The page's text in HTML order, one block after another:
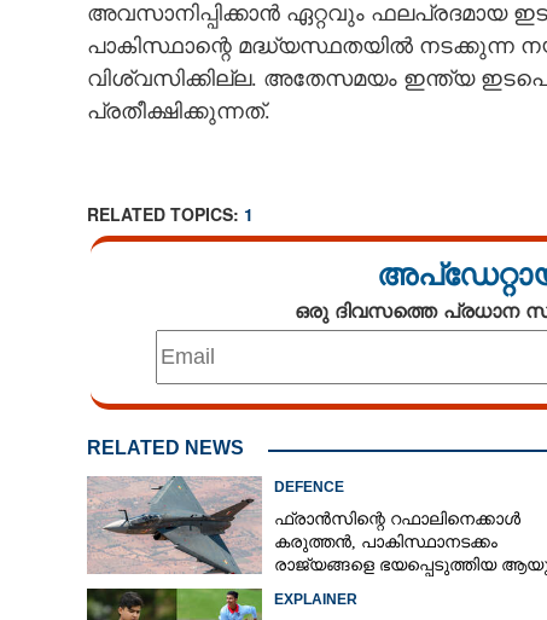
അവസാനിപ്പിക്കാൻ ഏറ്റവും ഫലപ്രദമായ
പാകിസ്ഥാന്റെ മദ്ധ്യസ്ഥതയിൽ നടക്കുന്ന
വിശ്വസിക്കില്ല. അതേസമയം ഇന്ത്യ
പ്രതീക്ഷിക്കുന്നത്.
RELATED TOPICS: 1
ഒരു ദിവസത്തെ പ്രധാന
RELATED NEWS
DEFENCE
ഫ്രാൻസിന്റെ റഫാലിനെക്കാൾ
കരുത്തൻ,​ പാകിസ്ഥാനടക്കം
രാജ്യങ്ങളെ ഭയപ്പെടുത്തിയ
EXPLAINER